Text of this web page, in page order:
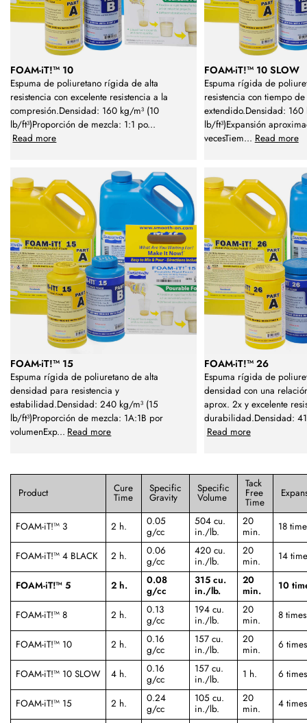
FOAM-iT!™ 10
Espuma de poliuretano rígida de alta
resistencia con excelente resistencia a la
compresión.Densidad: 160 kg/m³ (10
lb/ft³)Proporción de mezcla: 1:1 po...
Read more
FOAM-iT!™ 10 SLOW
Espuma rígida de
resistencia con tiempo
extendido.Densidad: 160
lb/ft³)Expansión
vecesTiem... Read more
FOAM-iT!™ 15
Espuma rígida de poliuretano de alta
densidad para resistencia y
estabilidad.Densidad: 240 kg/m³ (15
lb/ft³)Proporción de mezcla: 1A:1B por
volumenExp... Read more
FOAM-iT!™ 26
Espuma rígida de
densidad con una
aprox. 2x y excelente
durabilidad.Densidad:
Read more
Product Cure
Time
Specific
Gravity
Specific
Volume
Tack
Free
Time
FOAM-iT!™ 3 2 h.
0.05
g/cc
504 cu.
in./lb.
20
min.
18
FOAM-iT!™ 4 BLACK 2 h.
0.06
g/cc
420 cu.
in./lb.
20
min.
14
FOAM-iT!™ 5 2 h.
0.08
g/cc
315 cu.
in./lb.
20
min.
10
FOAM-iT!™ 8 2 h.
0.13
g/cc
194 cu.
in./lb.
20
min.
8 times
FOAM-iT!™ 10 2 h.
0.16
g/cc
157 cu.
in./lb.
20
min.
6 times
FOAM-iT!™ 10 SLOW 4 h.
0.16
g/cc
157 cu.
in./lb.
1 h. 6 times
FOAM-iT!™ 15 2 h.
0.24
g/cc
105 cu.
in./lb.
20
min.
4 times